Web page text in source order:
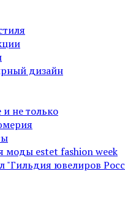
дизайн
не только
моды estet fashion week
"Гильдия ювелиров